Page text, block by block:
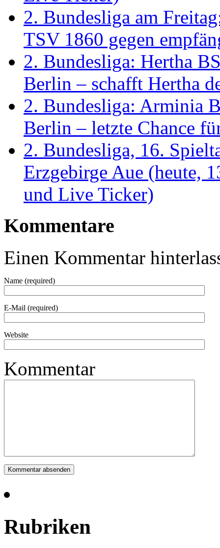
2. Bundesliga am
TSV 1860 gegen
2. Bundesliga: Hertha
Berlin – schafft Hertha
2. Bundesliga: Arminia
Berlin – letzte Chance
2. Bundesliga, 16.
Erzgebirge Aue (heute,
und Live Ticker)
Kommentare
Einen Kommentar
Name (required)
E-Mail (required)
Website
Kommentar
Rubriken